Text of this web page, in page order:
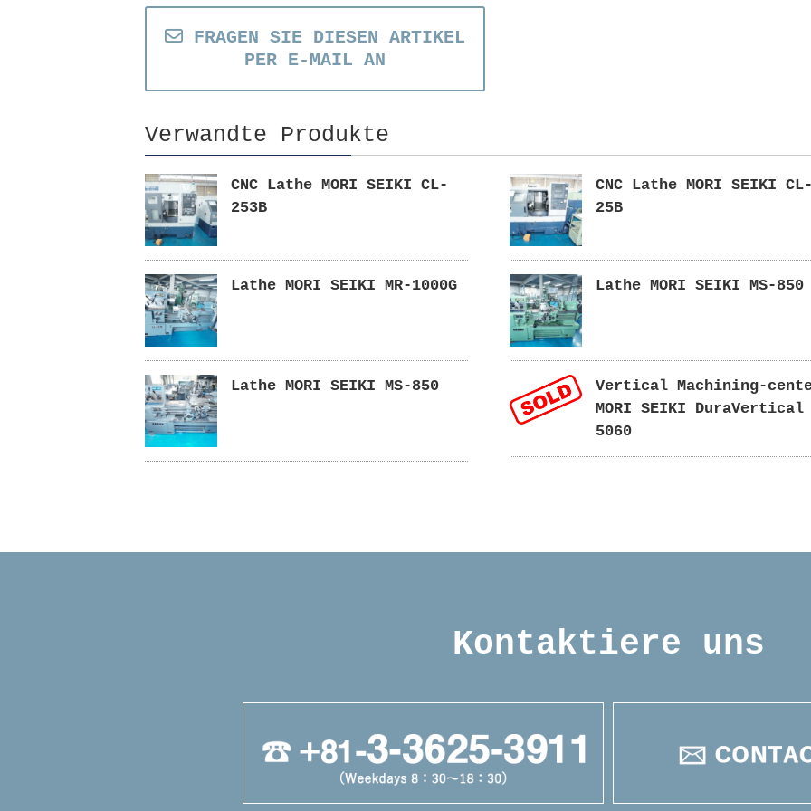
FRAGEN SIE DIESEN ARTIKEL
PER E-MAIL AN
Verwandte Produkte
CNC Lathe MORI SEIKI CL-
253B
CNC Lathe MORI SEIKI
25B
Lathe MORI SEIKI MR-1000G Lathe MORI SEIKI MS-850
Lathe MORI SEIKI MS-850
Vertical Machining-
MORI SEIKI DuraVertical
5060
Kontaktiere uns